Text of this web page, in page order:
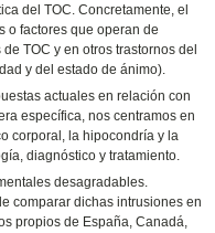
del TOC. Concretamente, el
o factores que operan de
TOC y en otros trastornos del
y del estado de ánimo).
actuales en relación con
específica, nos centramos en
corporal, la hipocondría y la
diagnóstico y tratamiento.
desagradables.
comparar dichas intrusiones en
propios de España, Canadá,